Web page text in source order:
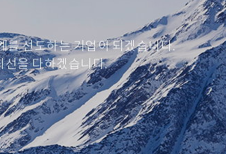
를 선도하는 기업이 되겠습니다.
선을 다하겠습니다.